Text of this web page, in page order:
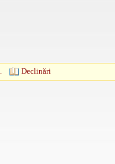
Declinări